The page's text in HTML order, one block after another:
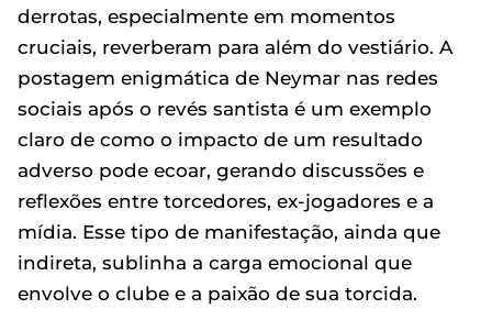
derrotas, especialmente em momentos
cruciais, reverberam para além do vestiário. A
postagem enigmática de Neymar nas redes
sociais após o revés santista é um exemplo
claro de como o impacto de um resultado
adverso pode ecoar, gerando discussões e
reflexões entre torcedores, ex-jogadores e a
mídia. Esse tipo de manifestação, ainda que
indireta, sublinha a carga emocional que
envolve o clube e a paixão de sua torcida.